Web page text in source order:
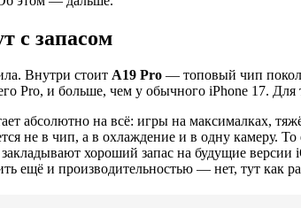
с запасом
Внутри стоит A19 Pro — топовый чип
Pro, и больше, чем у обычного iPhone 17.
абсолютно на всё: игры на максималках,
не в чип, а в охлаждение и в одну камеру.
хороший запас на будущие
ещё и производительностью — нет, тут как